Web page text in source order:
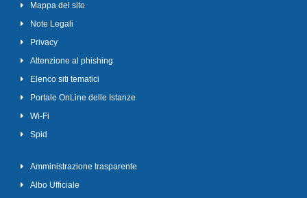
Mappa del sito
Note Legali
Privacy
Attenzione al phishing
Elenco siti tematici
Portale OnLine delle Istanze
Wi-Fi
Spid
Amministrazione trasparente
Albo Ufficiale